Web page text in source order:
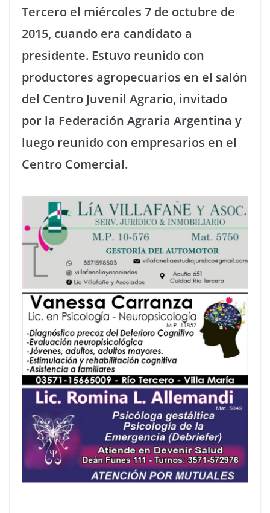
Tercero el miércoles 7 de octubre de
2015, cuando era candidato a
presidente. Estuvo reunido con
productores agropecuarios en el salón
del Centro Juvenil Agrario, invitado
por la Federación Agraria Argentina y
luego reunido con empresarios en el
Centro Comercial.